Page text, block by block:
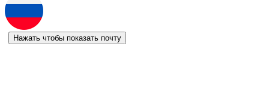
Нажать чтобы показать почту